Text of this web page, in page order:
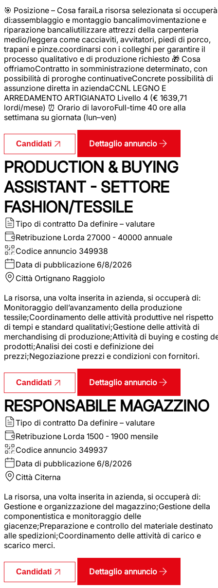
🎯 Posizione – Cosa faraiLa risorsa selezionata si occuperà
di:assemblaggio e montaggio bancalimovimentazione e
riparazione bancaliutilizzare attrezzi della carpenteria
medio/leggera come cacciaviti, avvitatori, piedi di porco,
trapani e pinze.coordinarsi con i colleghi per garantire il
processo qualitativo e di produzione richiesto 🎁 Cosa
offriamoContratto in somministrazione determinato, con
possibilità di proroghe continuativeConcrete possibilità di
assunzione diretta in aziendaCCNL LEGNO E
ARREDAMENTO ARTIGIANATO Livello 4 (€ 1639,71
lordi/mese) ⏰ Orario di lavoroFull-time 40 ore alla
settimana su giornata (lun–ven)
Candidati Dettaglio annuncio
PRODUCTION & BUYING
ASSISTANT - SETTORE
FASHION/TESSILE
Tipo di contratto Da definire – valutare
Retribuzione Lorda 27000 - 40000 annuale
Codice annuncio 349938
Data di pubblicazione 6/8/2026
Città Ortignano Raggiolo
La risorsa, una volta inserita in azienda, si occuperà di:
Monitoraggio dell’avanzamento della produzione
tessile;Coordinamento delle attività produttive nel rispetto
di tempi e standard qualitativi;Gestione delle attività di
merchandising di produzione;Attività di buying e costing
prodotti;Analisi dei costi e definizione dei
prezzi;Negoziazione prezzi e condizioni con fornitori.
Candidati Dettaglio annuncio
RESPONSABILE MAGAZZINO
Tipo di contratto Da definire – valutare
Retribuzione Lorda 1500 - 1900 mensile
Codice annuncio 349937
Data di pubblicazione 6/8/2026
Città Citerna
La risorsa, una volta inserita in azienda, si occuperà di:
Gestione e organizzazione del magazzino;Gestione della
componentistica e monitoraggio delle
giacenze;Preparazione e controllo del materiale destinato
alle spedizioni;Coordinamento delle attività di carico e
scarico merci.
Candidati Dettaglio annuncio